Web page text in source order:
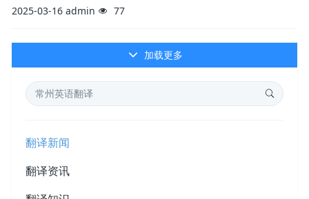
2025-03-16 admin 77
加载更多
翻译新闻
翻译资讯